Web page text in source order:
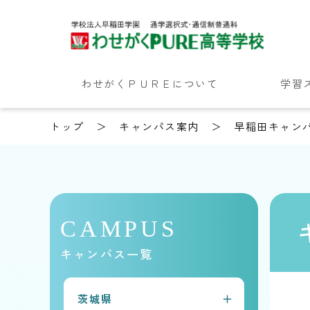
わせがくＰＵＲＥについて 学習
トップ キャンパス案内 早稲田キャン
CAMPUS
キャンパス一覧
茨城県